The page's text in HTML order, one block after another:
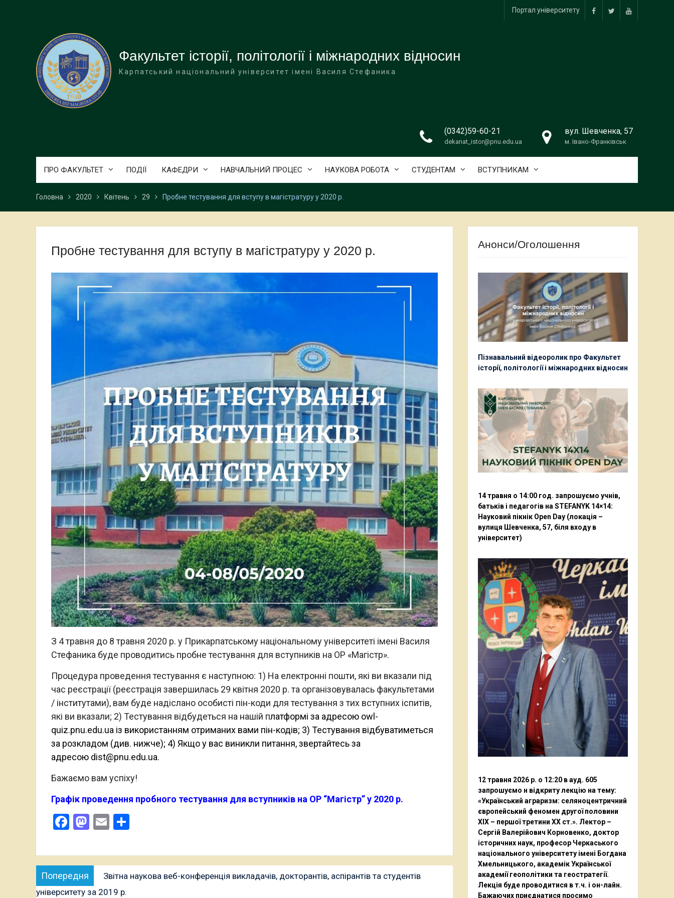
facebooktwitter youtube
Портал університету
Факультет історії, політології і міжнародних відносин
Карпатський національний університет імені Василя Стефаника
(0342)59-60-21
dekanat_istor@pnu.edu.ua
вул. Шевченка, 57
м. Івано-Франківськ
ПРО ФАКУЛЬТЕТ ПОДІЇ КАФЕДРИ НАВЧАЛЬНИЙ ПРОЦЕС НАУКОВА РОБОТА СТУДЕНТАМ ВСТУПНИКАМ
Головна 2020 Квітень 29 Пробне тестування для вступу в магістратуру у 2020 р.
Пробне тестування для вступу в магістратуру у 2020 р.
З 4 травня до 8 травня 2020 р. у Прикарпатському національному університеті імені Василя
Стефаника буде проводитись пробне тестування для вступників на ОР «Магістр».
Процедура проведення тестування є наступною: 1) На електронні пошти, які ви вказали під
час реєстрації (реєстрація завершилась 29 квітня 2020 р. та організовувалась факультетами
/ інститутами), вам буде надіслано особисті пін-коди для тестування з тих вступних іспитів,
які ви вказали; 2) Тестування відбудеться на нашій платформі за адресою owl-
quiz.pnu.edu.ua із використанням отриманих вами пін-кодів; 3) Тестування відбуватиметься
за розкладом (див. нижче); 4) Якщо у вас виникли питання, звертайтесь за
адресою dist@pnu.edu.ua.
Бажаємо вам успіху!
Графік проведення пробного тестування для вступників на ОР “Магістр” у 2020 р.
Facebook
Mastodon
Email
Навігація
записів
Попередня
публікація:
Звітна наукова веб-конференція викладачів, докторантів, аспірантів та студентів
університету за 2019 р.
Анонси/Оголошення
Пізнавальний відеоролик про Факультет
історії, політології і міжнародних відносин
14 травня о 14:00 год. запрошуємо учнів,
батьків і педагогів на STEFANYK 14×14:
Науковий пікнік Open Day (локація –
вулиця Шевченка, 57, біля входу в
університет)
12 травня 2026 р. о 12:20 в ауд. 605
запрошуємо н відкриту лекцію на тему:
«Український аграризм: селяноцентричний
європейський феномен другої половини
ХІХ – першої третини ХХ ст.». Лектор –
Сергій Валерійович Корновенко, доктор
історичних наук, професор Черкаського
національного університету імені Богдана
Хмельницького, академік Української
академії геополітики та геостратегії.
Лекція буде проводитися в т.ч. і он-лайн.
Бажаючих приєднатися просимо